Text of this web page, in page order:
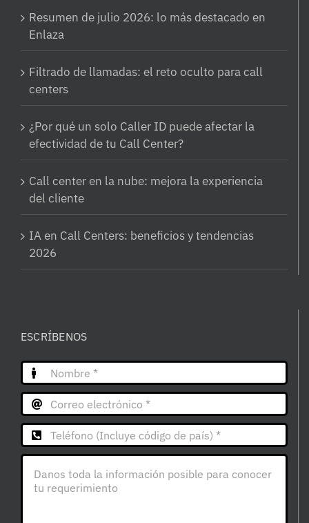
Resumen de julio 2026: lo más destacado en
Enlaza
Filtrado de llamadas: el reto oculto para call
centers
¿Por qué un solo Caller ID puede afectar la
efectividad de tu Call Center?
Call center en la nube: mejora la experiencia
del cliente
IA en Call Centers: beneficios y tendencias
2026
ESCRÍBENOS